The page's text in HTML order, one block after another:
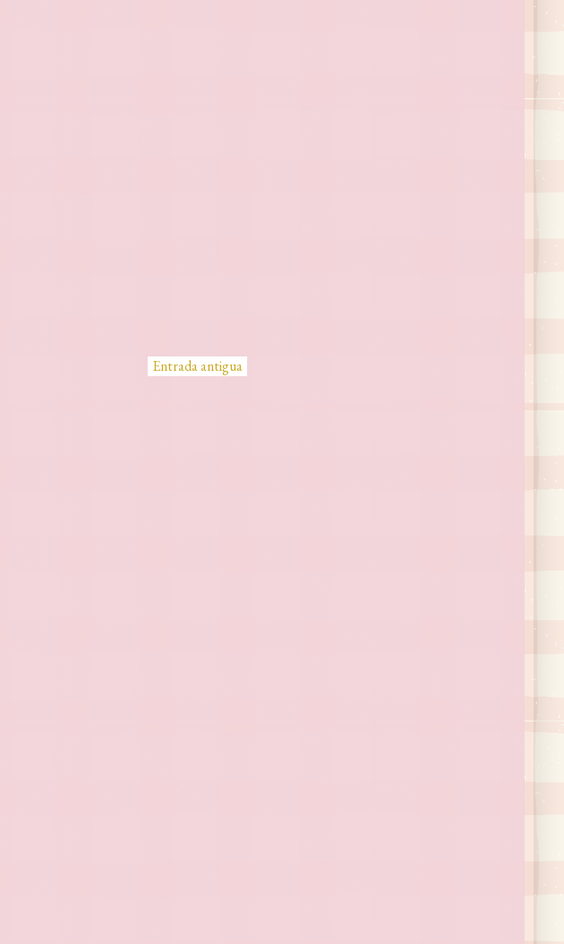
Entrada antigua